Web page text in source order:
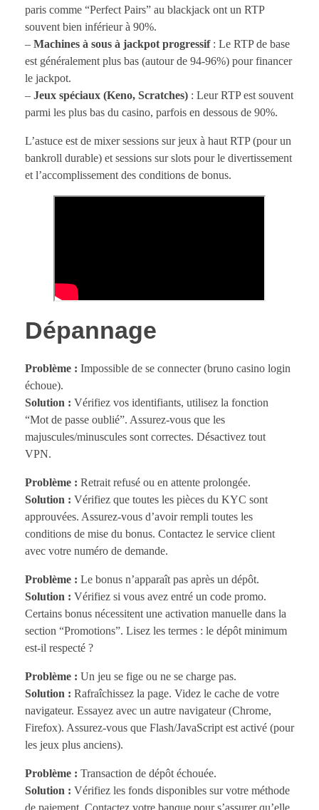
paris comme “Perfect Pairs” au blackjack ont un RTP
souvent bien inférieur à 90%.
– Machines à sous à jackpot progressif: Le RTP de base
est généralement plus bas (autour de 94-96%) pour financer
le jackpot.
– Jeux spéciaux (Keno, Scratches) : Leur RTP est souvent
parmi les plus bas du casino, parfois en dessous de 90%.
L’astuce est de mixer sessions sur jeux à haut RTP (pour un
bankroll durable) et sessions sur slots pour le divertissement
et l’accomplissement des conditions de bonus.
Dépannage
Problème : Impossible de se connecter (bruno casino login
échoue).
Solution : Vérifiez vos identifiants, utilisez la fonction
“Mot de passe oublié”. Assurez-vous que les
majuscules/minuscules sont correctes. Désactivez tout
VPN.
Problème : Retrait refusé ou en attente prolongée.
Solution : Vérifiez que toutes les pièces du KYC sont
approuvées. Assurez-vous d’avoir rempli toutes les
conditions de mise du bonus. Contactez le service client
avec votre numéro de demande.
Problème : Le bonus n’apparaît pas après un dépôt.
Solution : Vérifiez si vous avez entré un code promo.
Certains bonus nécessitent une activation manuelle dans la
section “Promotions”. Lisez les termes : le dépôt minimum
est-il respecté ?
Problème : Un jeu se fige ou ne se charge pas.
Solution : Rafraîchissez la page. Videz le cache de votre
navigateur. Essayez avec un autre navigateur (Chrome,
Firefox). Assurez-vous que Flash/JavaScript est activé (pour
les jeux plus anciens).
Problème : Transaction de dépôt échouée.
Solution : Vérifiez les fonds disponibles sur votre méthode